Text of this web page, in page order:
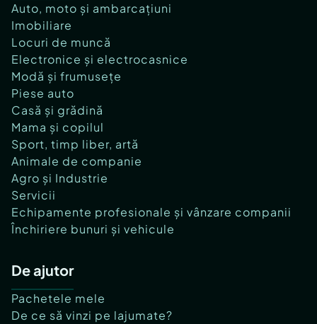
Auto, moto și ambarcațiuni
Imobiliare
Locuri de muncă
Electronice și electrocasnice
Modă și frumusețe
Piese auto
Casă și grădină
Mama și copilul
Sport, timp liber, artă
Animale de companie
Agro și Industrie
Servicii
Echipamente profesionale și vânzare companii
Închiriere bunuri și vehicule
De ajutor
Pachetele mele
De ce să vinzi pe lajumate?